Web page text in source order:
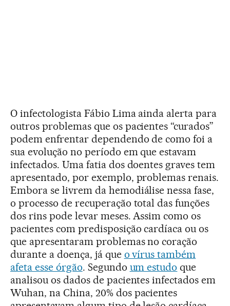
O infectologista Fábio Lima ainda alerta para
outros problemas que os pacientes “curados”
podem enfrentar dependendo de como foi a
sua evolução no período em que estavam
infectados. Uma fatia dos doentes graves tem
apresentado, por exemplo, problemas renais.
Embora se livrem da hemodiálise nessa fase,
o processo de recuperação total das funções
dos rins pode levar meses. Assim como os
pacientes com predisposição cardíaca ou os
que apresentaram problemas no coração
durante a doença, já que o vírus também
afeta esse órgão. Segundo um estudo que
analisou os dados de pacientes infectados em
Wuhan, na China, 20% dos pacientes